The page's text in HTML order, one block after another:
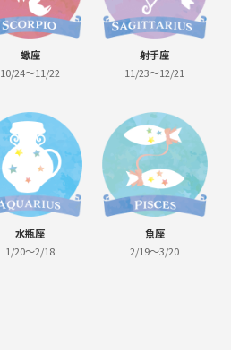
蠍座
10/24～11/22
射手座
11/23～12/21
水瓶座
1/20～2/18
魚座
2/19～3/20